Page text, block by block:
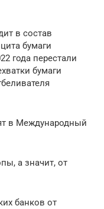
в состав
бумаги
года перестали
бумаги
в Международный
а значит, от
банков от